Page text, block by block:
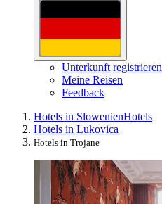
Unterkunft registrieren
Meine Reisen
Feedback
Hotels in SlowenienHotels
Hotels in Lukovica
Hotels in Trojane